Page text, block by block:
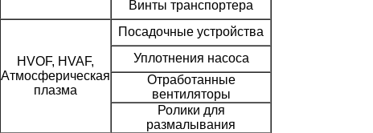
Винты транспортера
HVOF, HVAF,
Атмосферическая
плазма
Посадочные устройства
Уплотнения насоса
Отработанные
вентиляторы
Ролики для
размалывания